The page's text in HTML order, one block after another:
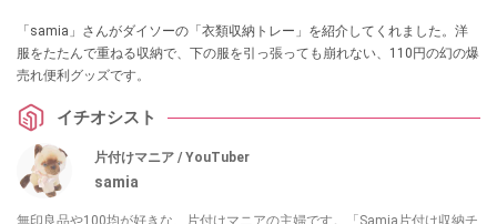
「samia」さんがダイソーの「衣類収納トレー」を紹介してくれました。洋
服をたたんで重ねる収納で、下の服を引っ張っても崩れない、110円の幻の爆
売れ便利グッズです。
イチオシスト
片付けマニア / YouTuber
samia
無印良品や100均が好きな、片付けマニアの主婦です。「Samia片付け収納チ